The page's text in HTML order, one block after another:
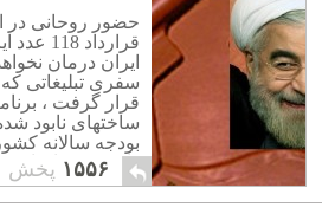
حضور روحانی در
ایران درمان
سفری تبلیغاتی که
قرار گرفت ،
ساختهای نابود
بودجه سالانه
دارد! یعنی ایجاد
کار شاید پس از
صدها کارخانه
۱۵۵۶ پخش